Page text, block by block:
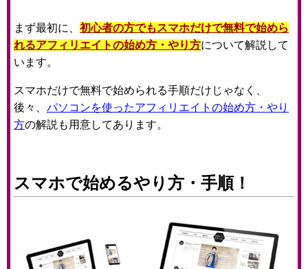
まず最初に、 初心者の方でもスマホだけで無料で始めら
れるアフィリエイトの始め方・やり方について解説して
います。
スマホだけで無料で始められる手順だけじゃなく、
後々、 パソコンを使ったアフィリエイトの始め方・やり
方の解説も用意してあります。
スマホで始めるやり方・手順！